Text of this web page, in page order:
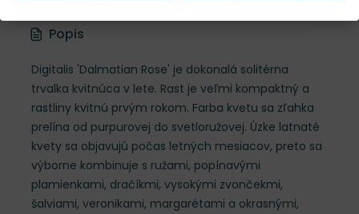
Popis
Digitalis 'Dalmatian Rose' je dokonalá solitérna
trvalka kvitnúca v lete. Rast je veľmi kompaktný a
rastliny kvitnú prvým rokom. Farba kvetu sa zľahka
prelína od purpurovej do svetloružovej. Úzke latnaté
kvety sa objavujú počas letných mesiacov, preto sa
výborne kombinuje s ružami, popínavými
plamienkami, dračíkmi, vysokými zvončekmi,
šalviami, veronikami, margarétami a okrasnými,